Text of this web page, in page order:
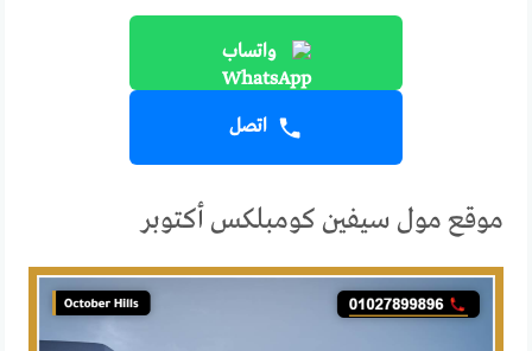
واتساب
اتصل
موقع مول سيفين كومبلكس أكتوبر